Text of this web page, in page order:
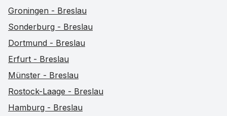
Groningen - Breslau
Sonderburg - Breslau
Dortmund - Breslau
Erfurt - Breslau
Münster - Breslau
Rostock-Laage - Breslau
Hamburg - Breslau